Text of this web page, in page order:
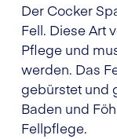
Der Cocker
Fell. Diese Art
Pflege und
werden. Das
gebürstet und
Baden und
Fellpflege.